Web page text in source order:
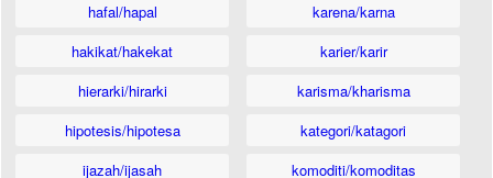
hafal/hapal
hakikat/hakekat
hierarki/hirarki
hipotesis/hipotesa
ijazah/ijasah
karena/karna
karier/karir
karisma/kharisma
kategori/katagori
komoditi/komoditas